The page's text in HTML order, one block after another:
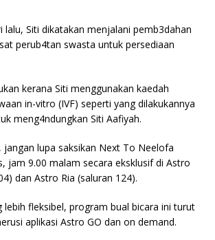
lalu, Siti dikatakan menjalani pemb3dahan
perub4tan swasta untuk persediaan
kerana Siti menggunakan kaedah
in-vitro (IVF) seperti yang dilakukannya
meng4ndungkan Siti Aafiyah.
jangan lupa saksikan Next To Neelofa
jam 9.00 malam secara eksklusif di Astro
dan Astro Ria (saluran 124).
lebih fleksibel, program bual bicara ini turut
aplikasi Astro GO dan on demand.